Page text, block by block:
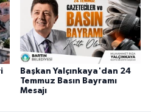
Başkan Yalçınkaya'dan 24
Temmuz Basın Bayramı
Mesajı